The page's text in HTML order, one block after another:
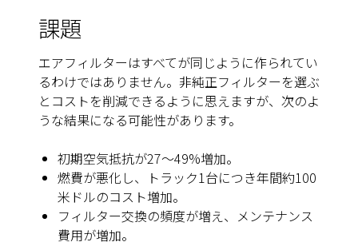
課題
エアフィルターはすべてが同じように作られてい
るわけではありません。非純正フィルターを選ぶ
とコストを削減できるように思えますが、次のよ
うな結果になる可能性があります。
初期空気抵抗が27～49%増加。
燃費が悪化し、トラック1台につき年間約100
米ドルのコスト増加。
フィルター交換の頻度が増え、メンテナンス
費用が増加。